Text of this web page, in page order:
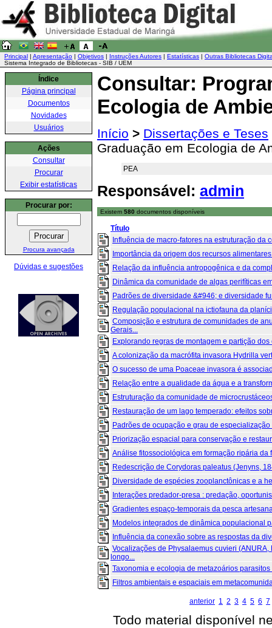
Principal | Apresentação | Objetivos | Instruções Autores | Estatísticas | Outras Bibliotecas
Sistema Integrado de Bibliotecas - SIB / UEM
Índice
Página principal
Documentos
Novidades
Usuários
Ações
Consultar
Procurar
Exibir estatísticas
Procurar por:
Procura avançada
Dúvidas e sugestões
Consultar:
Ecologia de
Início > Dissertações e Teses
Graduação em Ecologia de
PEA
Responsável: admin
Existem 580 documentos disponíveis
Título
Influência de macro-fatores na estruturação da
Importância da origem dos recursos
Relação da influência antropogênica e da
Dinâmica da comunidade de algas perifíticas
Padrões de diversidade &#946; e diversidade
Regulação populacional na ictiofauna da
Composição e estrutura de comunidades de
Gerais...
Explorando regras de montagem e partição
A colonização da macrófita invasora Hydrilla
O sucesso de uma Poaceae invasora é
Relação entre a qualidade da água e a
Estruturação da comunidade de
Restauração de um lago temperado: efeitos
Padrões de ocupação e grau de
Priorização espacial para conservação e
Análise fitossociológica em formação ripária da
Redescrição de Corydoras paleatus (Jenyns,
Diversidade de espécies zooplanctônicas e a
Interações predador-presa : predação,
Gradientes espaço-temporais da pesca
Modelos integrados de dinâmica populacional
Influência da conexão sobre as respostas da
Vocalizações de Physalaemus cuvieri (ANURA,
longo...
Taxonomia e ecologia de metazoários
Filtros ambientais e espaciais em
anterior 1 2 3 4 5 6 7
Todo material disponível